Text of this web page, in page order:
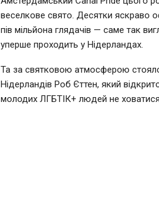
веселкове свято. Десятки яскраво
пів мільйона глядачів — саме так
уперше проходить у Нідерландах.
Та за святковою атмосферою стояло
Нідерландів Роб Єттен, який
молодих ЛГБТІК+ людей не